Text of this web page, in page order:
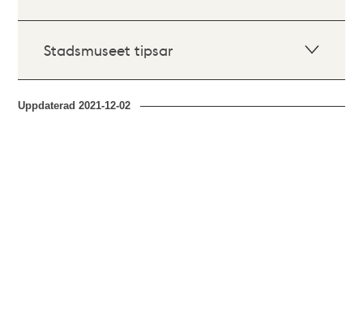
Stadsmuseet tipsar
Uppdaterad2021-12-02